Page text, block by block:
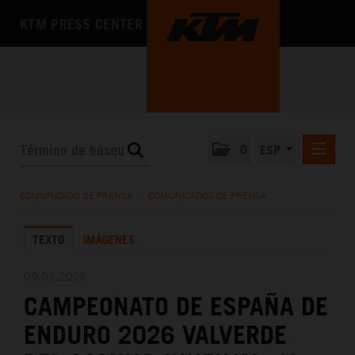
LA EMPRESA
COMUNICADO DE PRENSA COMUNICADOS DE PRENSA
TEXTO IMÁGENES
CAMPEONATO DE ESPAÑA DE
ENDURO 2026 VALVERDE